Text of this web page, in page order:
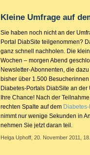
Kleine Umfrage auf
Sie haben noch nicht an der
Portal DiabSite teilgenommen?
ganz schnell nachholen. Die
Wochen – morgen Abend
Newsletter-Abonnenten, die
bisher über 1.500
Diabetes-Portals DiabSite an
Ihre Chance! Nach der
rechten Spalte auf dem
nimmt nur wenige Sekunden in
nehmen Sie jetzt daran teil.
Helga Uphoff, 20. November 2011,